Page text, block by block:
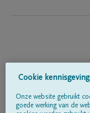
Volg ons op
Cookie kennisgeving
Onze website gebruikt
goede werking van de